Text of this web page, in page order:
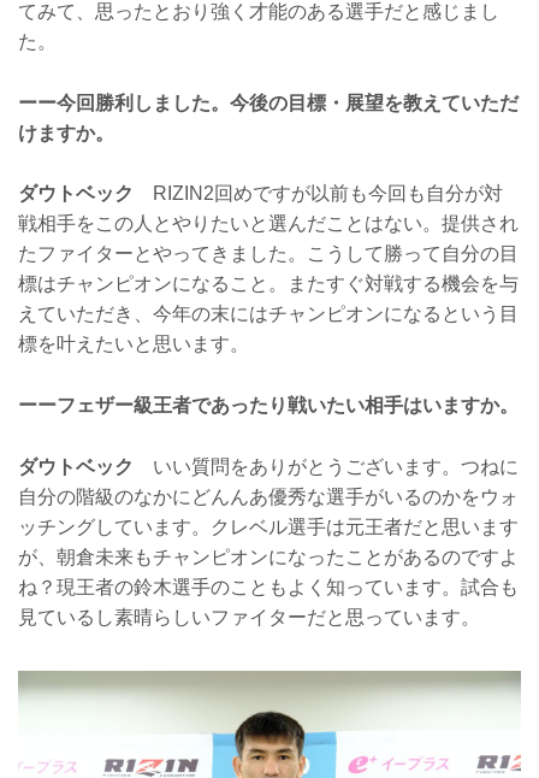
てみて、思ったとおり強く才能のある選手だと感じまし
た。
ーー今回勝利しました。今後の目標・展望を教えていただ
けますか。
ダウトベック
RIZIN2回めですが以前も今回も自分が対
戦相手をこの人とやりたいと選んだことはない。提供され
たファイターとやってきました。こうして勝って自分の目
標はチャンピオンになること。またすぐ対戦する機会を与
えていただき、今年の末にはチャンピオンになるという目
標を叶えたいと思います。
ーーフェザー級王者であったり戦いたい相手はいますか。
ダウトベック
いい質問をありがとうございます。つねに
自分の階級のなかにどんんあ優秀な選手がいるのかをウォ
ッチングしています。クレベル選手は元王者だと思います
が、朝倉未来もチャンピオンになったことがあるのですよ
ね？現王者の鈴木選手のこともよく知っています。試合も
見ているし素晴らしいファイターだと思っています。